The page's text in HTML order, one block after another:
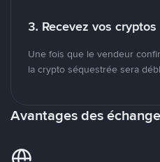
3. Recevez vos cryptos
Une fois que le vendeur
la crypto séquestrée sera
Avantages des